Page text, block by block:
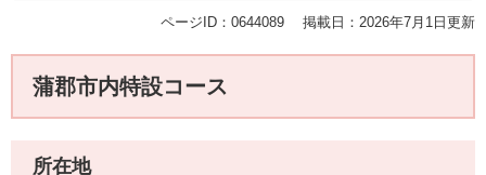
ページID：0644089 掲載日：2026年7月1日更新
蒲郡市内特設コース
所在地